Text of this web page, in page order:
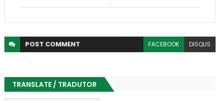
POST COMMENT FACEBOOK DISQUS
TRANSLATE / TRADUTOR